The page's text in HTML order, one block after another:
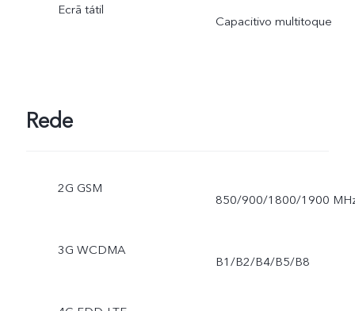
Ecrã tátil
Capacitivo multitoque
Rede
2G GSM
850/900/1800/1900
3G WCDMA
B1/B2/B4/B5/B8